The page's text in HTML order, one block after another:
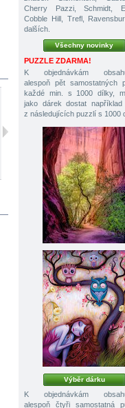
500 dílků
Cherry Pazzi, Schmidt,
Cobble Hill, Trefl,
dalších.
Všechny novinky
PUZZLE ZDARMA!
K objednávkám
alespoň pět samostatných
každé min. s 1000 dílky,
jako dárek dostat například
z následujících puzzlí s 1000
Výběr dárku
K objednávkám
alespoň čtyři samostatná